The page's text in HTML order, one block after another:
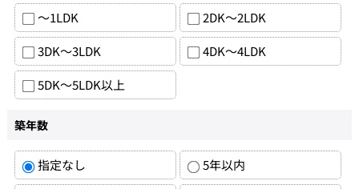
～1LDK
2DK～2LDK
3DK～3LDK
4DK～4LDK
5DK～5LDK以上
築年数
指定なし
5年以内